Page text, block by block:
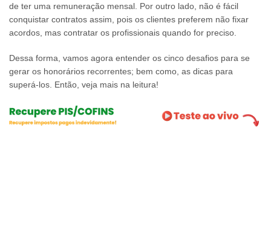
de ter uma remuneração mensal. Por outro lado, não é fácil
conquistar contratos assim, pois os clientes preferem não fixar
acordos, mas contratar os profissionais quando for preciso.
Dessa forma, vamos agora entender os cinco desafios para se
gerar os honorários recorrentes; bem como, as dicas para
superá-los. Então, veja mais na leitura!